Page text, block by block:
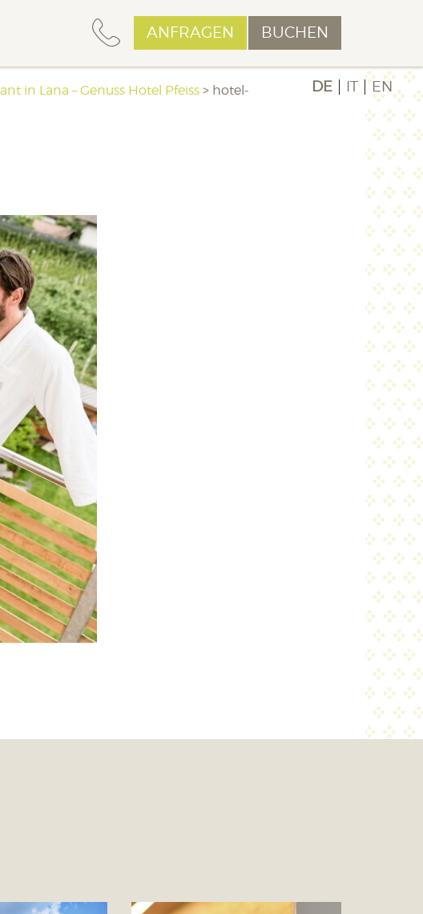
ANFRAGEN BUCHEN
DE IT EN
in Lana – Genuss Hotel Pfeiss > hotel-